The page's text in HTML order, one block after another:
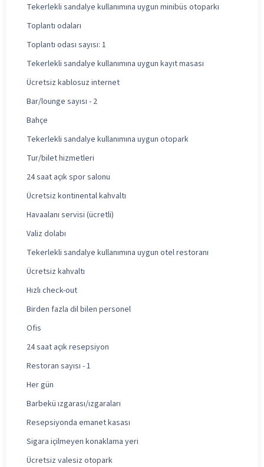
Tekerlekli sandalye kullanımına uygun minibüs otoparkı
Toplantı odaları
Toplantı odası sayısı: 1
Tekerlekli sandalye kullanımına uygun kayıt masası
Ücretsiz kablosuz internet
Bar/lounge sayısı - 2
Bahçe
Tekerlekli sandalye kullanımına uygun otopark
Tur/bilet hizmetleri
24 saat açık spor salonu
Ücretsiz kontinental kahvaltı
Havaalanı servisi (ücretli)
Valiz dolabı
Tekerlekli sandalye kullanımına uygun otel restoranı
Ücretsiz kahvaltı
Hızlı check-out
Birden fazla dil bilen personel
Ofis
24 saat açık resepsiyon
Restoran sayısı - 1
Her gün
Barbekü ızgarası/ızgaraları
Resepsiyonda emanet kasası
Sigara içilmeyen konaklama yeri
Ücretsiz valesiz otopark